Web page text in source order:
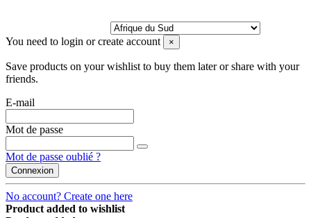
You need to login or create account ×
Save products on your wishlist to buy them later or share with your
friends.
E-mail
Mot de passe
Mot de passe oublié ?
Connexion
No account? Create one here
Product added to wishlist